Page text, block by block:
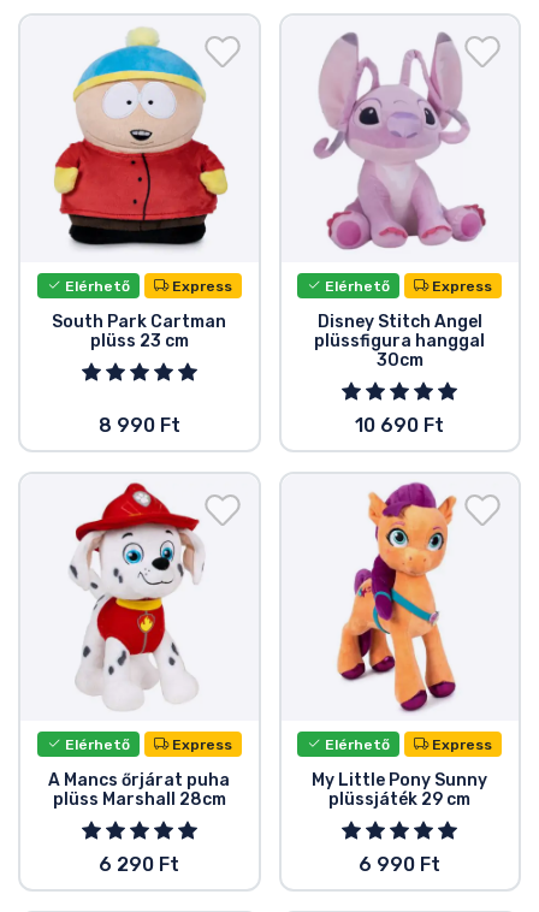
Elérhető Express
South Park Cartman
plüss 23 cm
8 990 Ft
Elérhető Express
Disney Stitch Angel
plüssfigura hanggal
30cm
10 690 Ft
Elérhető Express
A Mancs őrjárat puha
plüss Marshall 28cm
6 290 Ft
Elérhető Express
My Little Pony Sunny
plüssjáték 29 cm
6 990 Ft